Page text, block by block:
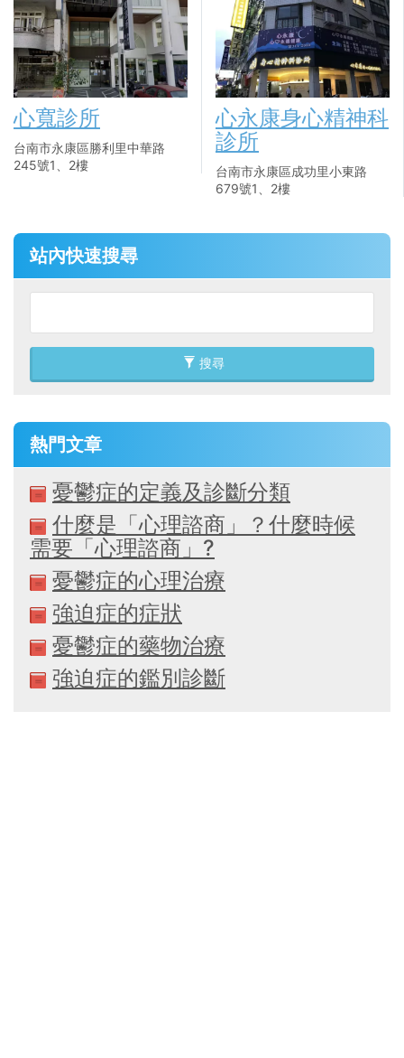
心寬診所
台南市永康區勝利里中華路
245號1、2樓
心永康身心精神科
診所
台南市永康區成功里小東路
679號1、2樓
站內快速搜尋
搜尋
熱門文章
憂鬱症的定義及診斷分類
什麼是「心理諮商」？什麼時候
需要「心理諮商」?
憂鬱症的心理治療
強迫症的症狀
憂鬱症的藥物治療
強迫症的鑑別診斷